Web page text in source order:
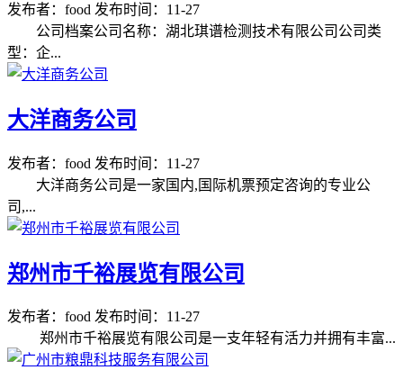
发布者：food 发布时间：11-27
公司档案公司名称：湖北琪谱检测技术有限公司公司类
型：企...
大洋商务公司
发布者：food 发布时间：11-27
大洋商务公司是一家国内,国际机票预定咨询的专业公
司,...
郑州市千裕展览有限公司
发布者：food 发布时间：11-27
郑州市千裕展览有限公司是一支年轻有活力并拥有丰富...